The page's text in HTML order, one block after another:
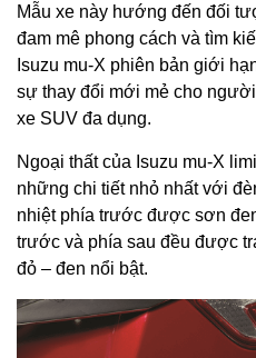
Mẫu xe này hướng đến đối
đam mê phong cách và tìm
Isuzu mu-X phiên bản giới
sự thay đổi mới mẻ cho
xe SUV đa dụng.
Ngoại thất của Isuzu mu-X
những chi tiết nhỏ nhất với
nhiệt phía trước được sơn
trước và phía sau đều được
đỏ – đen nổi bật.